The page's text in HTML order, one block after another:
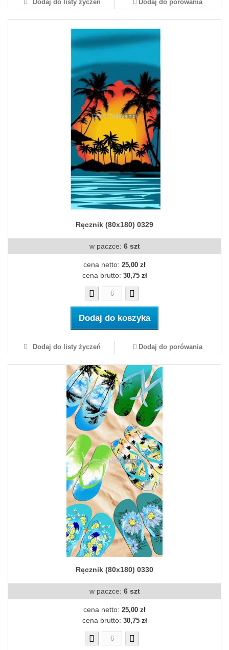
Dodaj do listy życzeń Dodaj do porówania
Ręcznik (80x180) 0329
w paczce: 6 szt
cena netto: 25,00 zł
cena brutto: 30,75 zł
Dodaj do koszyka
Dodaj do listy życzeń Dodaj do porówania
Ręcznik (80x180) 0330
w paczce: 6 szt
cena netto: 25,00 zł
cena brutto: 30,75 zł